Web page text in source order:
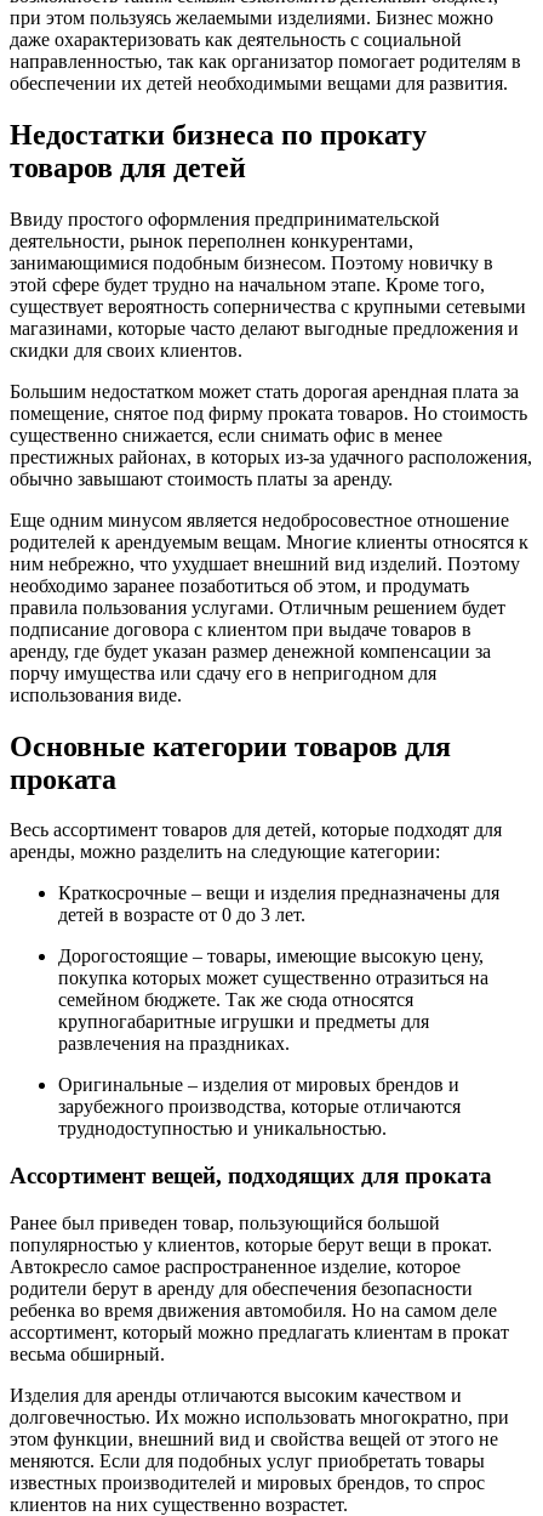
при этом пользуясь желаемыми изделиями. Бизнес можно
даже охарактеризовать как деятельность с социальной
направленностью, так как организатор помогает родителям в
обеспечении их детей необходимыми вещами для развития.
Недостатки бизнеса по прокату
товаров для детей
Ввиду простого оформления предпринимательской
деятельности, рынок переполнен конкурентами,
занимающимися подобным бизнесом. Поэтому новичку в
этой сфере будет трудно на начальном этапе. Кроме того,
существует вероятность соперничества с крупными сетевыми
магазинами, которые часто делают выгодные предложения и
скидки для своих клиентов.
Большим недостатком может стать дорогая арендная плата за
помещение, снятое под фирму проката товаров. Но стоимость
существенно снижается, если снимать офис в менее
престижных районах, в которых из-за удачного расположения,
обычно завышают стоимость платы за аренду.
Еще одним минусом является недобросовестное отношение
родителей к арендуемым вещам. Многие клиенты относятся к
ним небрежно, что ухудшает внешний вид изделий. Поэтому
необходимо заранее позаботиться об этом, и продумать
правила пользования услугами. Отличным решением будет
подписание договора с клиентом при выдаче товаров в
аренду, где будет указан размер денежной компенсации за
порчу имущества или сдачу его в непригодном для
использования виде.
Основные категории товаров для
проката
Весь ассортимент товаров для детей, которые подходят для
аренды, можно разделить на следующие категории:
Краткосрочные – вещи и изделия предназначены для
детей в возрасте от 0 до 3 лет.
Дорогостоящие – товары, имеющие высокую цену,
покупка которых может существенно отразиться на
семейном бюджете. Так же сюда относятся
крупногабаритные игрушки и предметы для
развлечения на праздниках.
Оригинальные – изделия от мировых брендов и
зарубежного производства, которые отличаются
труднодоступностью и уникальностью.
Ассортимент вещей, подходящих для проката
Ранее был приведен товар, пользующийся большой
популярностью у клиентов, которые берут вещи в прокат.
Автокресло самое распространенное изделие, которое
родители берут в аренду для обеспечения безопасности
ребенка во время движения автомобиля. Но на самом деле
ассортимент, который можно предлагать клиентам в прокат
весьма обширный.
Изделия для аренды отличаются высоким качеством и
долговечностью. Их можно использовать многократно, при
этом функции, внешний вид и свойства вещей от этого не
меняются. Если для подобных услуг приобретать товары
известных производителей и мировых брендов, то спрос
клиентов на них существенно возрастет.